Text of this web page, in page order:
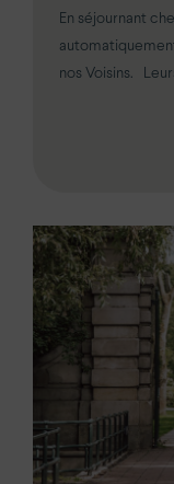
En séjournant
nos Voisins.